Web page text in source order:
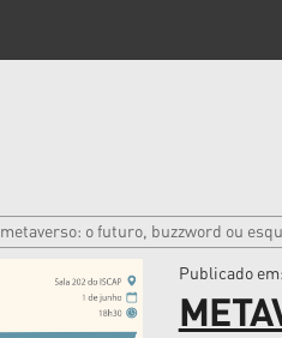
metaverso: o futuro, buzzword ou
Publicado em